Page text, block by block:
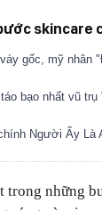
skincare
gốc, mỹ nhân
bạo nhất vũ
Người Ấy
trong những